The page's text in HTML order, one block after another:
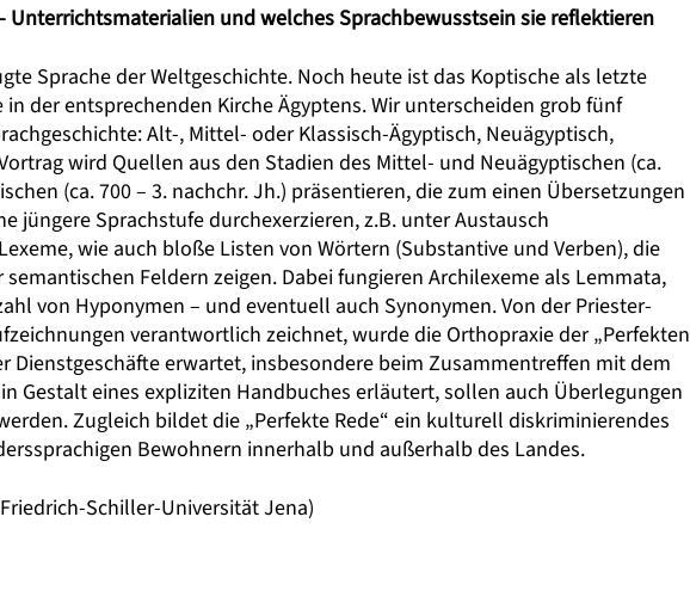
Unterrichtsmaterialien und welches Sprachbewusstsein sie reflektieren
Sprache der Weltgeschichte. Noch heute ist das Koptische als letzte
der entsprechenden Kirche Ägyptens. Wir unterscheiden grob fünf
Alt-, Mittel- oder Klassisch-Ägyptisch, Neuägyptisch,
wird Quellen aus den Stadien des Mittel- und Neuägyptischen (ca.
(ca. 700 – 3. nachchr. Jh.) präsentieren, die zum einen Übersetzungen
jüngere Sprachstufe durchexerzieren, z.B. unter Austausch
wie auch bloße Listen von Wörtern (Substantive und Verben), die
Feldern zeigen. Dabei fungieren Archilexeme als Lemmata,
von Hyponymen – und eventuell auch Synonymen. Von der Priester-
verantwortlich zeichnet, wurde die Orthopraxie der „Perfekten
Dienstgeschäfte erwartet, insbesondere beim Zusammentreffen mit dem
Gestalt eines expliziten Handbuches erläutert, sollen auch Überlegungen
Zugleich bildet die „Perfekte Rede“ ein kulturell diskriminierendes
Bewohnern innerhalb und außerhalb des Landes.
Schiller-Universität Jena)